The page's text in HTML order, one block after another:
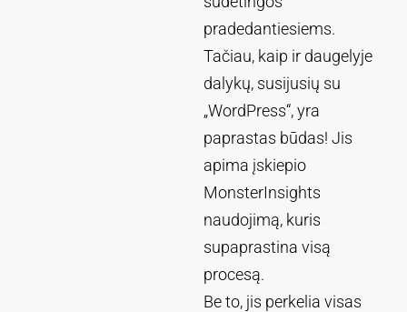
pradedantiesiems.
Tačiau, kaip ir daugelyje
dalykų, susijusių su
„WordPress“, yra
paprastas būdas! Jis
apima įskiepio
MonsterInsights
naudojimą, kuris
supaprastina visą
procesą.
Be to, jis perkelia visas